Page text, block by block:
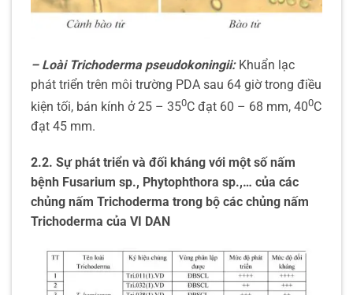
– Loài Trichoderma pseudokoningii: Khuẩn lạc
phát triển trên môi trường PDA sau 64 giờ trong điều
kiện tối, bán kính ở 25 – 350C đạt 60 – 68 mm, 400C
đạt 45 mm.
2.2. Sự phát triển và đối kháng với một số nấm
bệnh Fusarium sp., Phytophthora sp.,… của các
chủng nấm Trichoderma trong bộ các chủng nấm
Trichoderma của VI DAN